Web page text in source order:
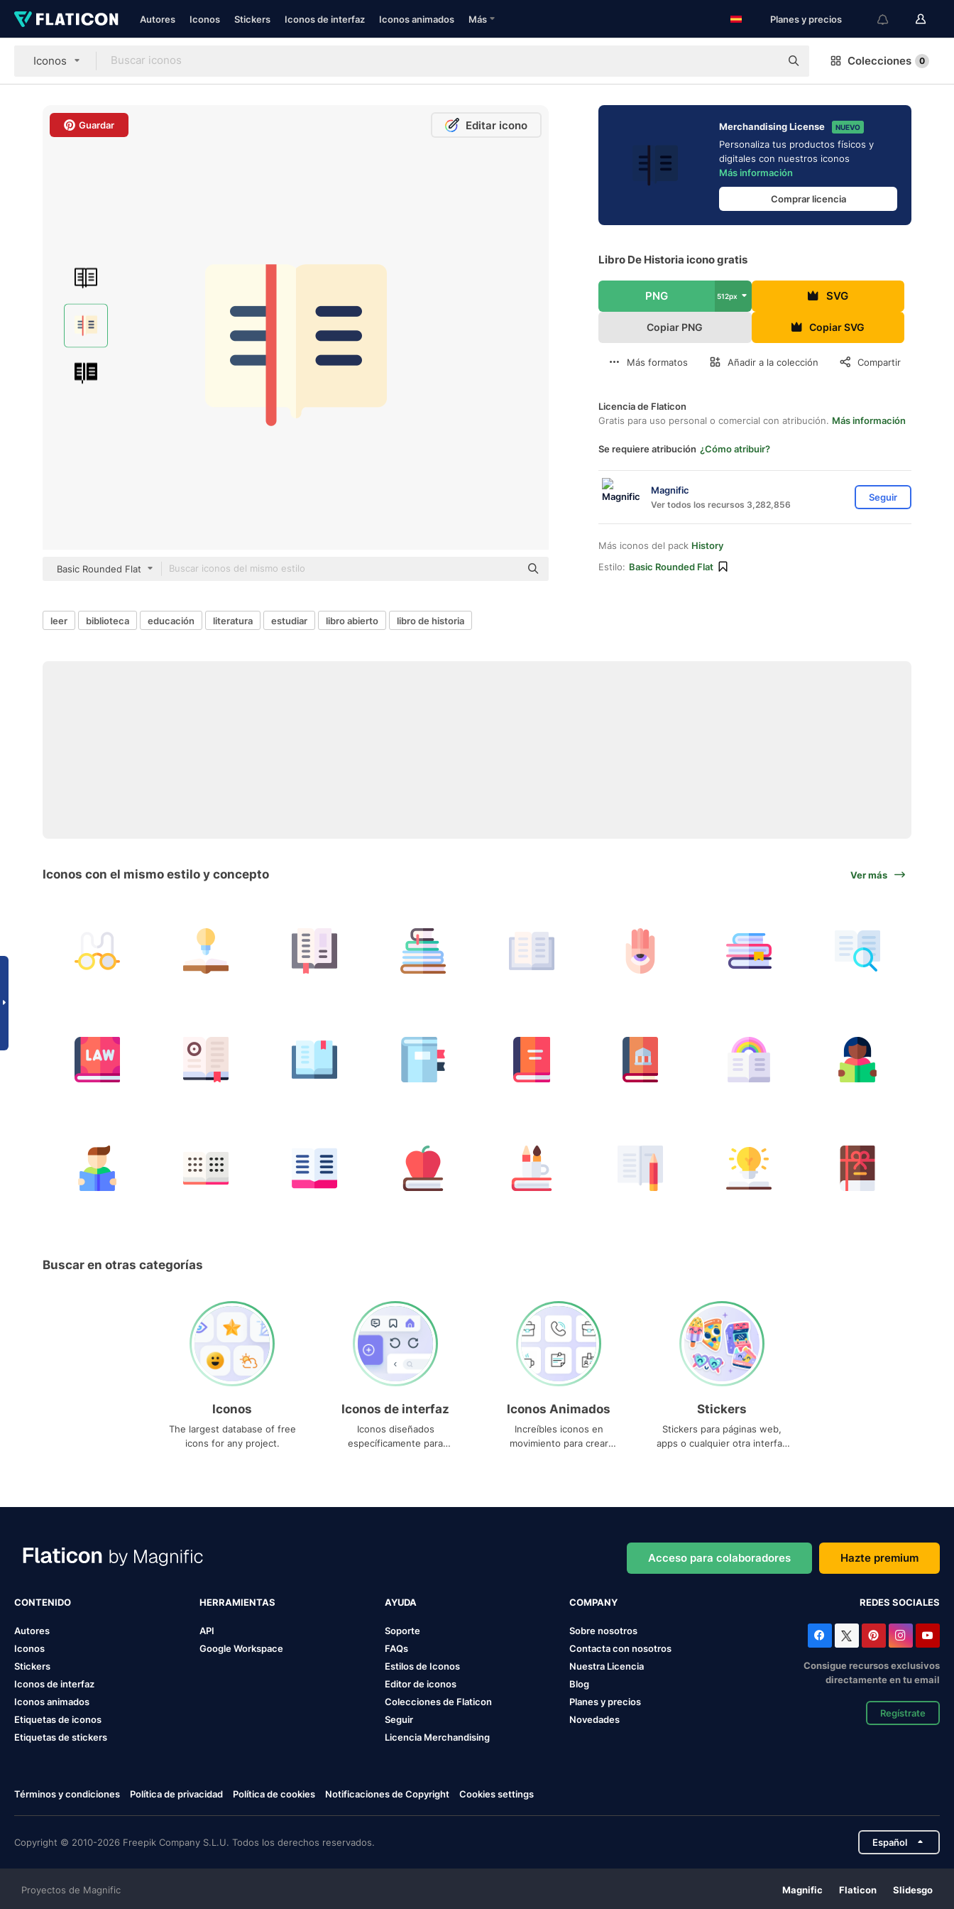
Autores Iconos Stickers Iconos de interfaz Iconos animados Más Planes y precios
Iconos Colecciones 0
Guardar Editar icono
Basic Rounded Flat
Merchandising License NUEVO
Personaliza tus productos físicos y
digitales con nuestros iconos
Más información
Comprar licencia
Libro De Historia icono gratis
PNG 512px SVG
Copiar PNG Copiar SVG
Más formatos Añadir a la colección Compartir
Licencia de Flaticon
Gratis para uso personal o comercial con atribución. Más información
Se requiere atribución ¿Cómo atribuir?
Magnific
Ver todos los recursos 3,282,856
Seguir
Más iconos del pack History
Estilo: Basic Rounded Flat
leer biblioteca educación literatura estudiar libro abierto libro de historia
Iconos con el mismo estilo y concepto Ver más
Buscar en otras categorías
Iconos
The largest database of free
icons for any project.
Iconos de interfaz
Iconos diseñados
específicamente para
Iconos Animados
Increíbles iconos en
movimiento para crear
Stickers
Stickers para páginas web,
apps o cualquier otra interfaz
Acceso para colaboradores Hazte premium
CONTENIDO
Autores
Iconos
Stickers
Iconos de interfaz
Iconos animados
Etiquetas de iconos
Etiquetas de stickers
HERRAMIENTAS
API
Google Workspace
AYUDA
Soporte
FAQs
Estilos de Iconos
Editor de iconos
Colecciones de Flaticon
Seguir
Licencia Merchandising
COMPANY
Sobre nosotros
Contacta con nosotros
Nuestra Licencia
Blog
Planes y precios
Novedades
REDES SOCIALES
Consigue recursos exclusivos
directamente en tu email
Regístrate
Términos y condiciones Política de privacidad Política de cookies Notificaciones de Copyright Cookies settings
Copyright © 2010-2026 Freepik Company S.L.U. Todos los derechos reservados. Español
Proyectos de Magnific Magnific Flaticon Slidesgo